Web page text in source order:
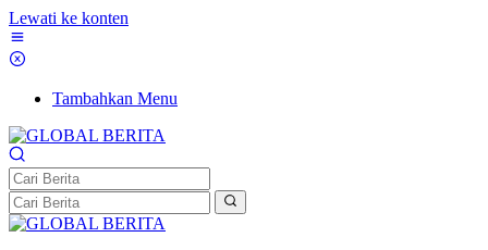
Lewati ke konten
Tambahkan Menu